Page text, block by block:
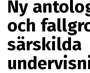
Ny
och
särskilda